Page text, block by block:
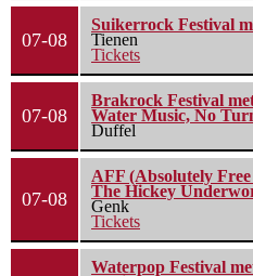
07-08
Suikerrock Festival
Tienen
Tickets
07-08
Brakrock Festival
Water Music, No
Duffel
07-08
AFF (Absolutely
The Hickey
Genk
Tickets
Waterpop Festival